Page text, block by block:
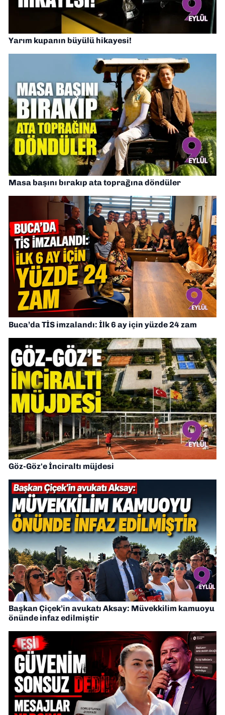
Yarım kupanın büyülü hikayesi!
Masa başını bırakıp ata toprağına döndüler
Buca’da TİS imzalandı: İlk 6 ay için yüzde 24 zam
Göz-Göz'e İnciraltı müjdesi
Başkan Çiçek’in avukatı Aksay: Müvekkilim kamuoyu
önünde infaz edilmiştir